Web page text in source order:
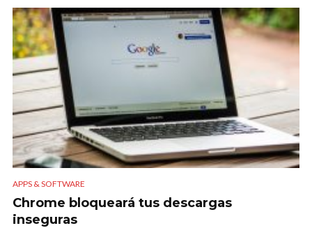
APPS & SOFTWARE
Chrome bloqueará tus descargas
inseguras